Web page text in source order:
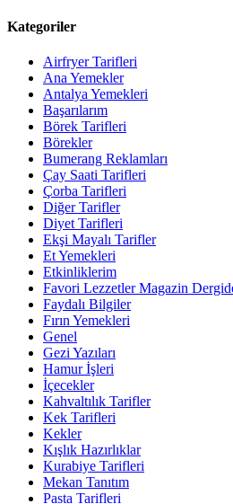
Kategoriler
Airfryer Tarifleri
Ana Yemekler
Antalya Yemekleri
Başarılarım
Börek Tarifleri
Börekler
Bumerang Reklamları
Çay Saati Tarifleri
Çorba Tarifleri
Diğer Tarifler
Diyet Tarifleri
Ekşi Mayalı Tarifler
Et Yemekleri
Etkinliklerim
Favori Lezzetler Magazin
Faydalı Bilgiler
Fırın Yemekleri
Genel
Gezi Yazıları
Hamur İşleri
İçecekler
Kahvaltılık Tarifler
Kek Tarifleri
Kekler
Kışlık Hazırlıklar
Kurabiye Tarifleri
Mekan Tanıtım
Pasta Tarifleri